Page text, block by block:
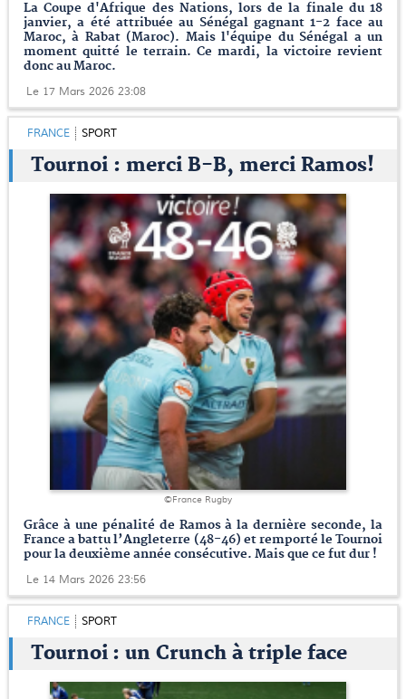
La Coupe d'Afrique des Nations, lors de la finale du 18
janvier, a été attribuée au Sénégal gagnant 1-2 face au
Maroc, à Rabat (Maroc). Mais l'équipe du Sénégal a un
moment quitté le terrain. Ce mardi, la victoire revient
donc au Maroc.
Le 17 Mars 2026 23:08
FRANCE SPORT
Tournoi : merci B-B, merci Ramos!
©France Rugby
Grâce à une pénalité de Ramos à la dernière seconde, la
France a battu l’Angleterre (48-46) et remporté le Tournoi
pour la deuxième année consécutive. Mais que ce fut dur !
Le 14 Mars 2026 23:56
FRANCE SPORT
Tournoi : un Crunch à triple face